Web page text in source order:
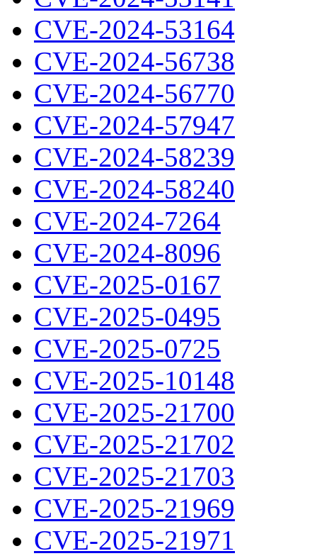
CVE-2024-53164
CVE-2024-56738
CVE-2024-56770
CVE-2024-57947
CVE-2024-58239
CVE-2024-58240
CVE-2024-7264
CVE-2024-8096
CVE-2025-0167
CVE-2025-0495
CVE-2025-0725
CVE-2025-10148
CVE-2025-21700
CVE-2025-21702
CVE-2025-21703
CVE-2025-21969
CVE-2025-21971